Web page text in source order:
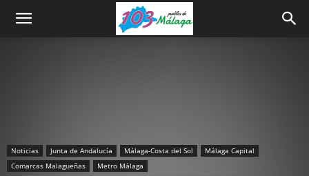
Noticias Junta de Andalucía Málaga-Costa del Sol
Málaga Capital
Comarcas Malagueñas
Metro Málaga